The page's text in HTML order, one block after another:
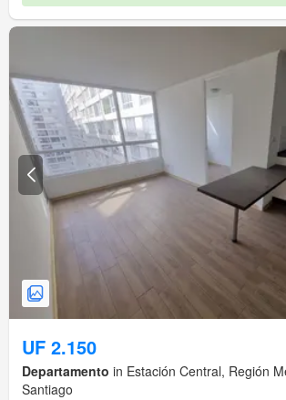
UF 2.150
Departamento in Estación Central, Región
Santiago